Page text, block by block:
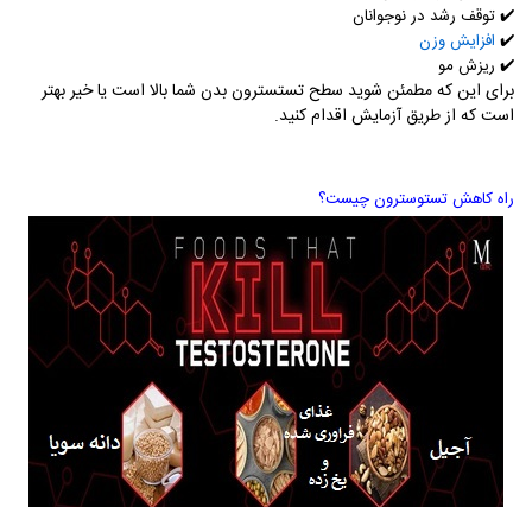
✔️توقف رشد در نوجوانان
✔️ افزایش وزن
✔️ ریزش مو
برای این که مطمئن شوید سطح تستسترون بدن شما بالا است یا خیر بهتر
است که از طریق آزمایش اقدام کنید.
راه کاهش تستوسترون چیست؟